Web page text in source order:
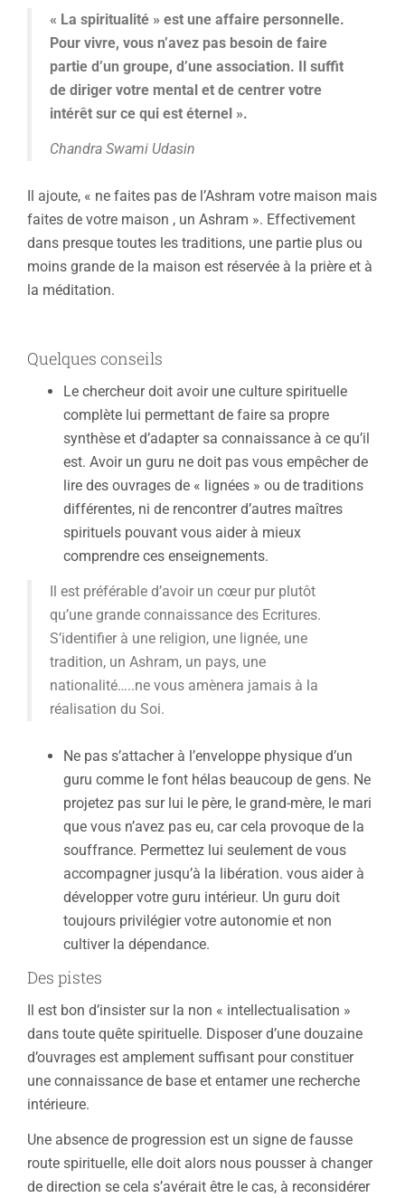
« La spiritualité » est une affaire personnelle.
Pour vivre, vous n’avez pas besoin de faire
partie d’un groupe, d’une association. Il suffit
de diriger votre mental et de centrer votre
intérêt sur ce qui est éternel ».
Chandra Swami Udasin
Il ajoute, « ne faites pas de l’Ashram votre maison mais
faites de votre maison , un Ashram ». Effectivement
dans presque toutes les traditions, une partie plus ou
moins grande de la maison est réservée à la prière et à
la méditation.
Quelques conseils
Le chercheur doit avoir une culture spirituelle
complète lui permettant de faire sa propre
synthèse et d’adapter sa connaissance à ce qu’il
est. Avoir un guru ne doit pas vous empêcher de
lire des ouvrages de « lignées » ou de traditions
différentes, ni de rencontrer d’autres maîtres
spirituels pouvant vous aider à mieux
comprendre ces enseignements.
Il est préférable d’avoir un cœur pur plutôt
qu’une grande connaissance des Ecritures.
S’identifier à une religion, une lignée, une
tradition, un Ashram, un pays, une
nationalité…..ne vous amènera jamais à la
réalisation du Soi.
Ne pas s’attacher à l’enveloppe physique d’un
guru comme le font hélas beaucoup de gens. Ne
projetez pas sur lui le père, le grand-mère, le mari
que vous n’avez pas eu, car cela provoque de la
souffrance. Permettez lui seulement de vous
accompagner jusqu’à la libération. vous aider à
développer votre guru intérieur. Un guru doit
toujours privilégier votre autonomie et non
cultiver la dépendance.
Des pistes
Il est bon d’insister sur la non « intellectualisation »
dans toute quête spirituelle. Disposer d’une douzaine
d’ouvrages est amplement suffisant pour constituer
une connaissance de base et entamer une recherche
intérieure.
Une absence de progression est un signe de fausse
route spirituelle, elle doit alors nous pousser à changer
de direction se cela s’avérait être le cas, à reconsidérer